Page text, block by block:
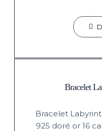
Bracelet
Bracelet
925 doré or 16